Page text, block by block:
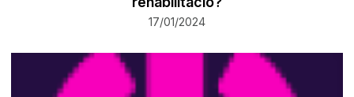
17/01/2024